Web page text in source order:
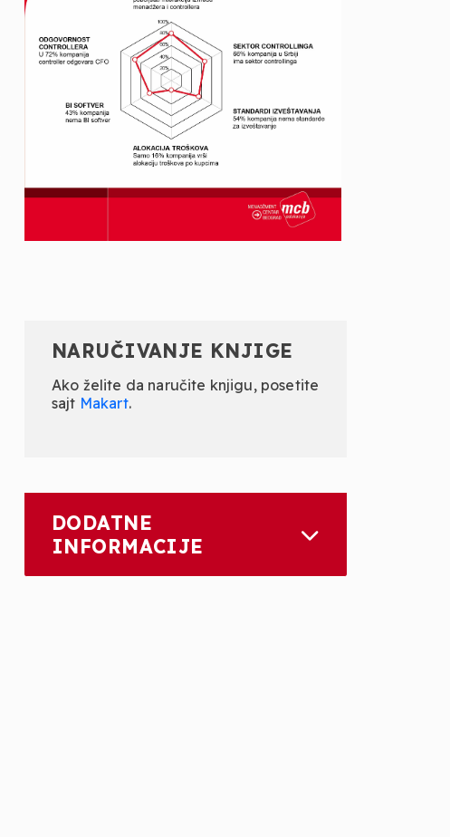
NARUČIVANJE KNJIGE
Ako želite da naručite knjigu, posetite
sajt Makart.
DODATNE
INFORMACIJE